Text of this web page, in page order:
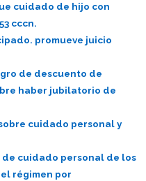
cuidado de hijo con
cccn.
promueve juicio
de descuento de
haber jubilatorio de
cuidado personal y
cuidado personal de los
régimen por